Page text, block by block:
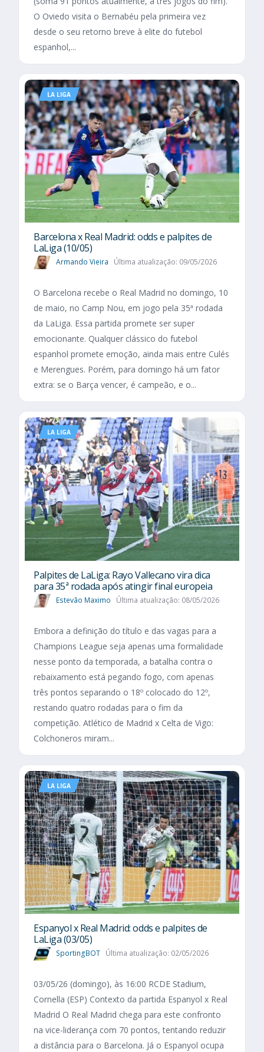
O Oviedo visita o Bernabéu pela primeira vez
desde o seu retorno breve à elite do futebol
espanhol,...
LA LIGA
Barcelona x Real Madrid: odds e palpites de
LaLiga (10/05)
Armando Vieira Última atualização: 09/05/2026
O Barcelona recebe o Real Madrid no domingo, 10
de maio, no Camp Nou, em jogo pela 35ª rodada
da LaLiga. Essa partida promete ser super
emocionante. Qualquer clássico do futebol
espanhol promete emoção, ainda mais entre Culés
e Merengues. Porém, para domingo há um fator
extra: se o Barça vencer, é campeão, e o...
LA LIGA
Palpites de LaLiga: Rayo Vallecano vira dica
para 35ª rodada após atingir final europeia
Estevão Maximo Última atualização: 08/05/2026
Embora a definição do título e das vagas para a
Champions League seja apenas uma formalidade
nesse ponto da temporada, a batalha contra o
rebaixamento está pegando fogo, com apenas
três pontos separando o 18º colocado do 12º,
restando quatro rodadas para o fim da
competição. Atlético de Madrid x Celta de Vigo:
Colchoneros miram...
LA LIGA
Espanyol x Real Madrid: odds e palpites de
LaLiga (03/05)
SportingBOT Última atualização: 02/05/2026
03/05/26 (domingo), às 16:00 RCDE Stadium,
Cornella (ESP) Contexto da partida Espanyol x Real
Madrid O Real Madrid chega para este confronto
na vice-liderança com 70 pontos, tentando reduzir
a distância para o Barcelona. Já o Espanyol ocupa